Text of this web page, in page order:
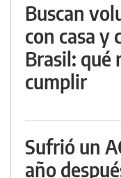
Buscan
con casa y
Brasil: qué
cumplir
Sufrió un
año